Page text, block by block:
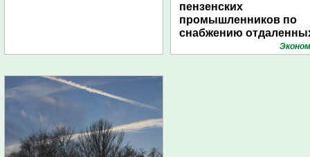
пензенских
промышленников по
снабжению
поселений с помощью